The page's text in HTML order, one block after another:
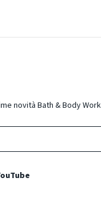
novità Bath & Body